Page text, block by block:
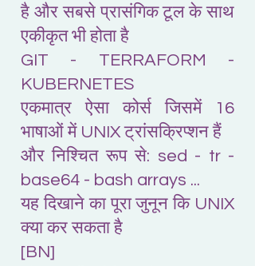
है और सबसे प्रासंगिक टूल के साथ
एकीकृत भी होता है
GIT - TERRAFORM -
KUBERNETES
एकमात्र ऐसा कोर्स जिसमें 16
भाषाओं में UNIX ट्रांसक्रिप्शन हैं
और निश्चित रूप से: sed - tr -
base64 - bash arrays ...
यह दिखाने का पूरा जुनून कि UNIX
क्या कर सकता है
[BN]